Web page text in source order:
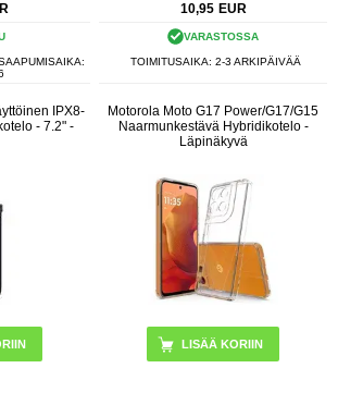
10,95 EUR
VARASTOSSA
TOIMITUSAIKA: 2-3 ARKIPÄIVÄÄ
IPX8-
- 7.2" -
Motorola Moto G17 Power/G17/G15
Naarmunkestävä Hybridikotelo -
Läpinäkyvä